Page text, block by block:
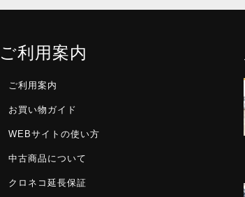
ご利用案内
ご利用案内
お買い物ガイド
WEBサイトの使い方
中古商品について
クロネコ延長保証